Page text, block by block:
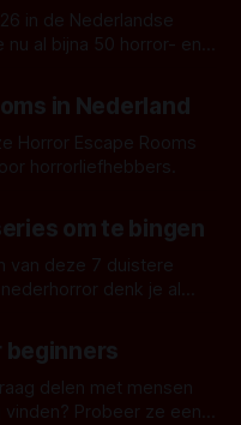
in de Nederlandse
nu al bijna 50 horror- en
in Nederland
Horror Escape Rooms
horrorliefhebbers.
om te bingen
van deze 7 duistere
Nederlandse horror
Nederlandse tv-
series uit het duistere of horrorgenre. Als
beginners
delen met mensen
Probeer ze eens